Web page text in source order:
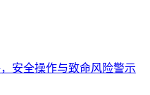
安全操作与致命风险警示